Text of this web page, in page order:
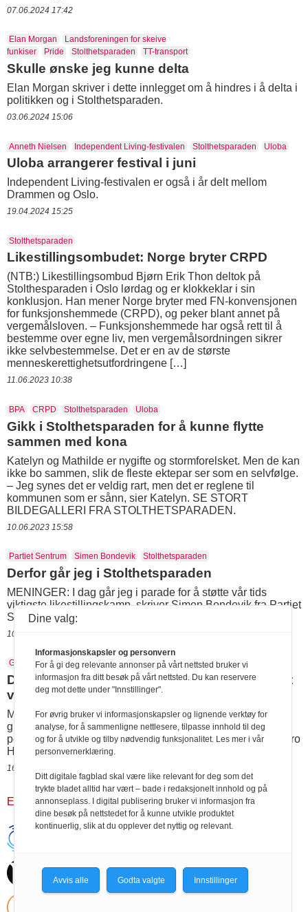
07.06.2024 17:42
Elan Morgan
Landsforeningen for skeive
funkiser
Pride Stolthetsparaden TT-transport
Skulle ønske jeg kunne delta
Elan Morgan skriver i dette innlegget om å hindres i å delta i
politikken og i Stolthetsparaden.
03.06.2024 15:06
Anneth Nielsen Independent Living-festivalen Stolthetsparaden Uloba
Uloba arrangerer festival i juni
Independent Living-festivalen er også i år delt mellom
Drammen og Oslo.
19.04.2024 15:25
Stolthetsparaden
Likestillingsombudet: Norge bryter CRPD
(NTB:) Likestillingsombud Bjørn Erik Thon deltok på
Stolthesparaden i Oslo lørdag og er klokkeklar i sin
konklusjon. Han mener Norge bryter med FN-konvensjonen
for funksjonshemmede (CRPD), og peker blant annet på
vergemålsloven. – Funksjonshemmede har også rett til å
bestemme over egne liv, men vergemålsordningen sikrer
ikke selvbestemmelse. Det er en av de største
menneskerettighetsutfordringene […]
11.06.2023 10:38
BPA CRPD Stolthetsparaden Uloba
Gikk i Stolthetsparaden for å kunne flytte
sammen med kona
Katelyn og Mathilde er nygifte og stormforelsket. Men de kan
ikke bo sammen, slik de fleste ektepar ser som en selvfølge.
– Jeg synes det er veldig rart, men det er reglene til
kommunen som er sånn, sier Katelyn. SE STORT
BILDEGALLERI FRA STOLTHETSPARADEN.
10.06.2023 15:58
Partiet Sentrum Simen Bondevik Stolthetsparaden
Derfor går jeg i Stolthetsparaden
MENINGER: I dag går jeg i parade for å støtte vår tids
viktigste likestillingskamp, skriver Simen Bondevik fra Partiet
Sentrum i dette innlegget.
10.06.2023 06:00
Guro Helene Sørdalen Stolthetsparaden
Diskrimineringen sitter så dypt i samfunnet at
vi ikke alltid merker den
MENINGER: Hver eneste dag får funksjonshemmede
grunnleggende menneskerettigheter brutt, og det er fordi
politikerne ser på oss som annenrangs borgere, skriver Guro
Helene Sørdalen i Partiet Sentrum.
16.06.2022 12:28
Eldre resultater
post@handikapnytt.no |Frontrunner
Publishing
Personvernerklæring
Dine valg:
Informasjonskapsler og personvern
For å gi deg relevante annonser på vårt nettsted bruker vi
informasjon fra ditt besøk på vårt nettsted. Du kan reservere
deg mot dette under "Innstillinger".
For øvrig bruker vi informasjonskapsler og lignende verktøy for
analyse, for å sammenligne nettlesere, tilpasse innhold til deg
og for å utvikle og tilby nødvendig funksjonalitet. Les mer i vår
personvernerklæring.
Ditt digitale fagblad skal være like relevant for deg som det
trykte bladet alltid har vært – bade i redaksjonelt innhold og på
annonseplass. I digital publisering bruker vi informasjon fra
dine besøk på nettstedet for å kunne utvikle produktet
kontinuerlig, slik at du opplever det nyttig og relevant.
Avvis alle Godta valgte Innstillinger